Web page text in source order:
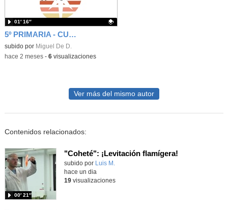
5º PRIMARIA - CUÑA - NO TE CALLES ANTE LOS VILLANOS
Contenido educativo.
subido por Miguel De D.
01′ 16″
-hace 2 meses- 6visualizaciones
Ver más del mismo autor
Contenidos relacionados:
"Coheté": ¡Levitación flamígera!
Contenido educativo.
subido por Luis M.
00′ 21″
hace un dia
19visualizaciones